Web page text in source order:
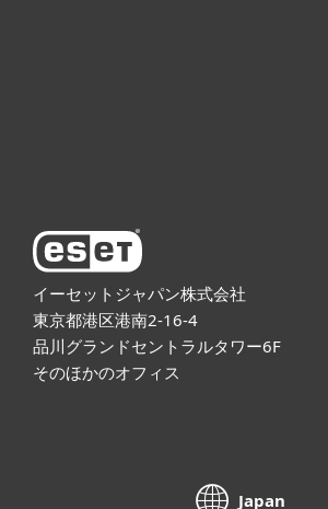
イーセットジャパン株式会社
東京都港区港南2-16-4
品川グランドセントラルタワー6F
そのほかのオフィス
Japan